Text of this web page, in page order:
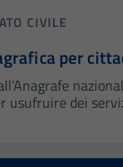
CIVILE
per
usufruire dei